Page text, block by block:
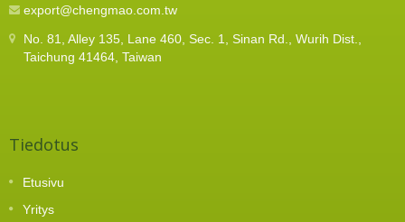
export@chengmao.com.tw
No. 81, Alley 135, Lane 460, Sec. 1, Sinan Rd., Wurih Dist.,
Taichung 41464, Taiwan
Tiedotus
Etusivu
Yritys